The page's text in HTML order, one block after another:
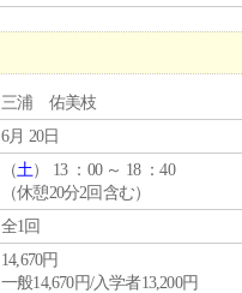
三浦 佑美枝
6月 20日
（土） 13 ：00 ～ 18 ：40
（休憩20分2回含む）
全1回
14,670円
一般14,670円/入学者13,200円